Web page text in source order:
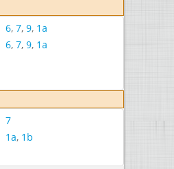
6, 7, 9, 1a
6, 7, 9, 1a
7
1a, 1b